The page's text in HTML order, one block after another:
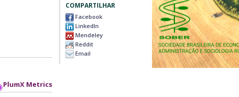
PlumX Metrics
COMPARTILHAR
Facebook
LinkedIn
Mendeley
Reddit
Email